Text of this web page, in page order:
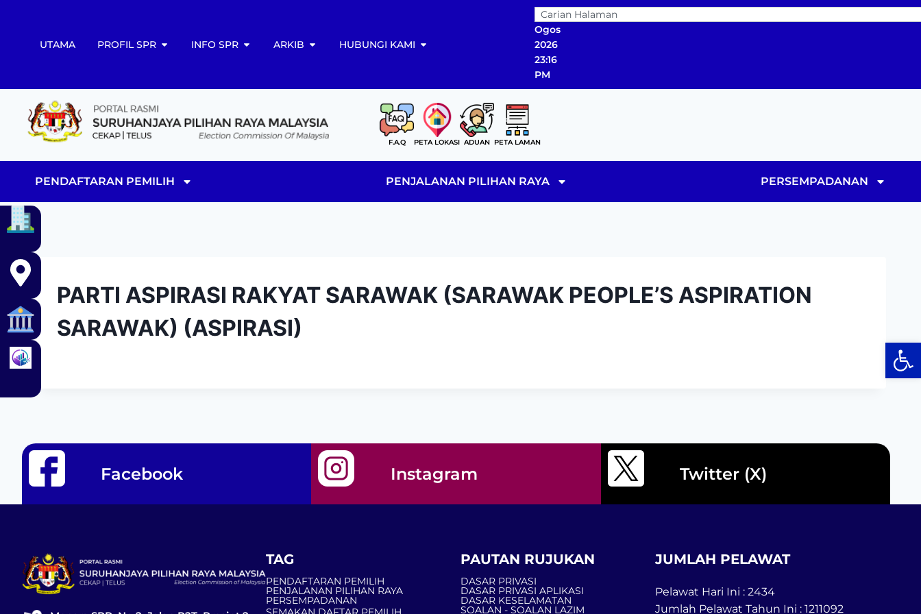
UTAMA PROFIL SPR INFO SPR ARKIB HUBUNGI KAMI
08
Ogos
2026
23:16
PM
F.A.Q PETA LOKASI ADUAN PETA LAMAN
PENDAFTARAN PEMILIH PENJALANAN PILIHAN RAYA PERSEMPADANAN
PARTI ASPIRASI RAKYAT SARAWAK (SARAWAK PEOPLE’S ASPIRATION
SARAWAK) (ASPIRASI)
Facebook Instagram Twitter (X)
TAG
PENDAFTARAN PEMILIH
PENJALANAN PILIHAN RAYA
PERSEMPADANAN
PAUTAN RUJUKAN
DASAR PRIVASI
DASAR PRIVASI APLIKASI
DASAR KESELAMATAN
SOALAN - SOALAN LAZIM
JUMLAH PELAWAT
Pelawat Hari Ini : 2434
Jumlah Pelawat Tahun Ini : 1211092